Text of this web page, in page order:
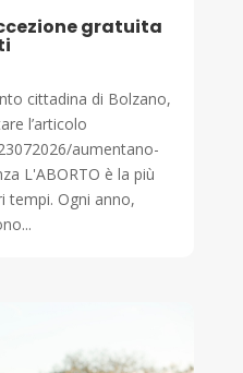
gratuita
cittadina di Bolzano,
l’articolo
aumentano-
L'ABORTO è la più
tempi. Ogni anno,